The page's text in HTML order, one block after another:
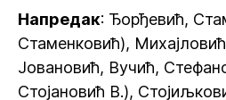
Напредак: Ђорђевић,
Стаменковић),
Јовановић, Вучић,
Стојановић В.),